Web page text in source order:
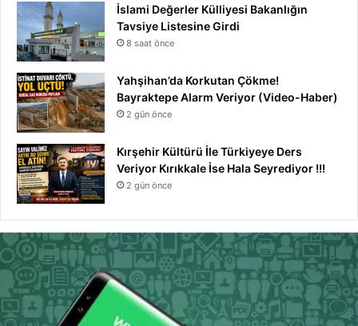
İslami Değerler Külliyesi Bakanlığın
Tavsiye Listesine Girdi
8 saat önce
Yahşihan’da Korkutan Çökme!
Bayraktepe Alarm Veriyor (Video-Haber)
2 gün önce
Kırşehir Kültürü İle Türkiyeye Ders
Veriyor Kırıkkale İse Hala Seyrediyor !!!
2 gün önce